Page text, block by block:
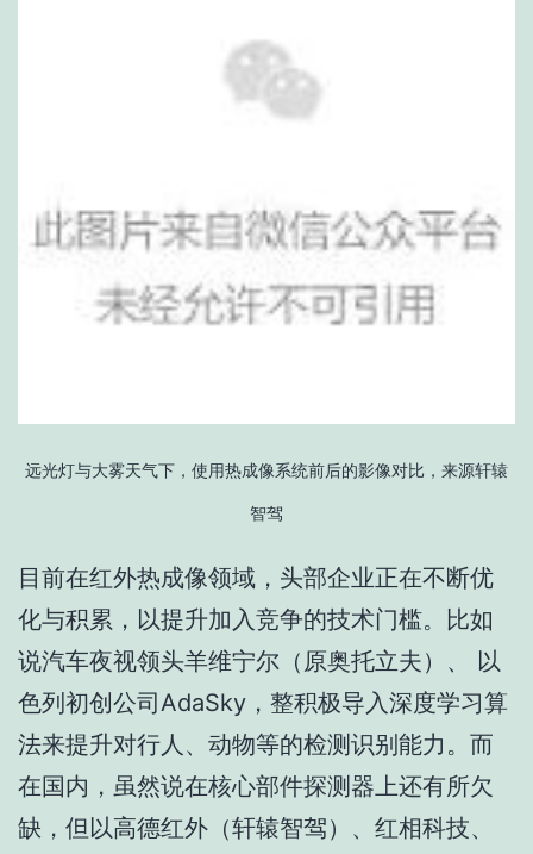
远光灯与大雾天气下，使用热成像系统前后的影像对比，来源轩辕
智驾
目前在红外热成像领域，头部企业正在不断优
化与积累，以提升加入竞争的技术门槛。比如
说汽车夜视领头羊维宁尔（原奥托立夫）、 以
色列初创公司AdaSky，整积极导入深度学习算
法来提升对行人、动物等的检测识别能力。而
在国内，虽然说在核心部件探测器上还有所欠
缺，但以高德红外（轩辕智驾）、红相科技、